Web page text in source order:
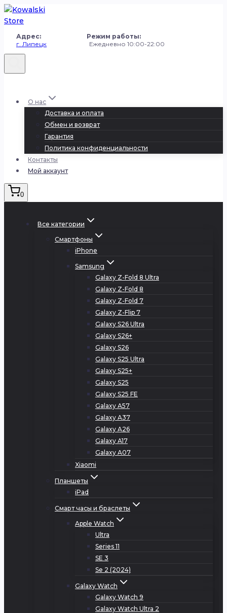
Перейти
к
Адрес: Режим работы:
г. Липецк Ежедневно 10:00-22:00
О нас
Доставка и оплата
Обмен и возврат
Гарантия
Политика конфиденциальности
Контакты
Мой аккаунт
0
Все категории
Смартфоны
iPhone
Samsung
Galaxy Z-Fold 8 Ultra
Galaxy Z-Fold 8
Galaxy Z-Fold 7
Galaxy Z-Flip 7
Galaxy S26 Ultra
Galaxy S26+
Galaxy S26
Galaxy S25 Ultra
Galaxy S25+
Galaxy S25
Galaxy S25 FE
Galaxy A57
Galaxy A37
Galaxy A26
Galaxy A17
Galaxy A07
Xiaomi
Планшеты
iPad
Смарт часы и браслеты
Apple Watch
Ultra
Series 11
SE 3
Se 2 (2024)
Galaxy Watch
Galaxy Watch 9
Galaxy Watch Ultra 2